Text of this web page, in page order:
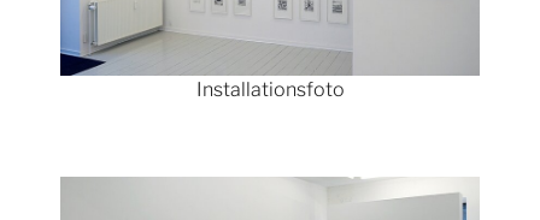
Installationsfoto
Show larger version